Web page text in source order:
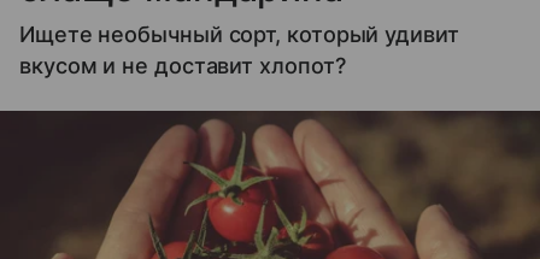
Ищете необычный сорт, который удивит
вкусом и не доставит хлопот?